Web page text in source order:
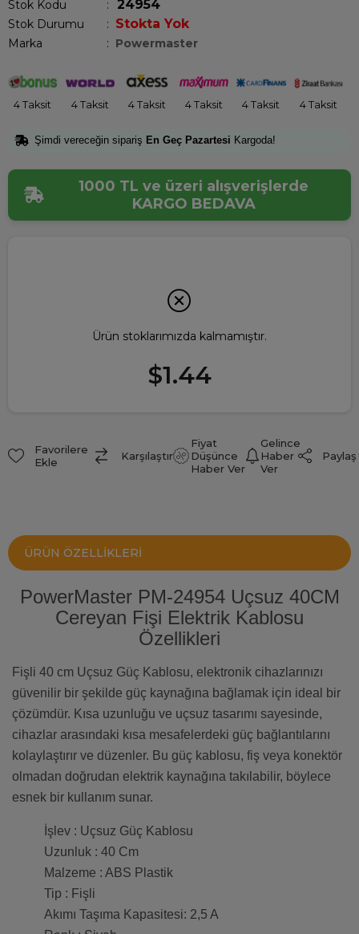
Stok Kodu 24954
Stok Durumu : Stokta Yok
Marka : Powermaster
4 Taksit 4 Taksit 4 Taksit 4 Taksit 4 Taksit 4 Taksit
Şimdi vereceğin sipariş En Geç Pazartesi Kargoda!
1000 TL ve üzeri alışverişlerde
KARGO BEDAVA
Ürün stoklarımızda kalmamıştır.
$1.44
Favorilere
Ekle
Karşılaştır
Fiyat
Düşünce
Haber Ver
Gelince
Haber
Ver
Paylaş
ÜRÜN ÖZELLIKLERI
PowerMaster PM-24954 Uçsuz 40CM
Cereyan Fişi Elektrik Kablosu
Özellikleri
Fişli 40 cm Uçsuz Güç Kablosu, elektronik cihazlarınızı
güvenilir bir şekilde güç kaynağına bağlamak için ideal bir
çözümdür. Kısa uzunluğu ve uçsuz tasarımı sayesinde,
cihazlar arasındaki kısa mesafelerdeki güç bağlantılarını
kolaylaştırır ve düzenler. Bu güç kablosu, fiş veya konektör
olmadan doğrudan elektrik kaynağına takılabilir, böylece
esnek bir kullanım sunar.
İşlev : Uçsuz Güç Kablosu
Uzunluk : 40 Cm
Malzeme : ABS Plastik
Tip : Fişli
Akımı Taşıma Kapasitesi: 2,5 A